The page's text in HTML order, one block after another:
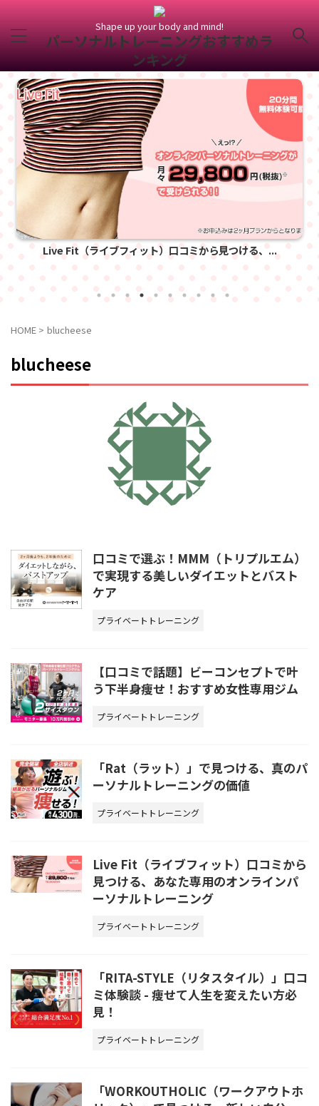
Shape up your body and mind!
パーソナルトレーニングおすすめラ
ンキング
Live Fit（ライブフィット）口コミから見つける、...
HOME > blucheese
blucheese
口コミで選ぶ！MMM（トリプルエム）
で実現する美しいダイエットとバスト
ケア
プライベートトレーニング
【口コミで話題】ビーコンセプトで叶
う下半身痩せ！おすすめ女性専用ジム
プライベートトレーニング
「Rat（ラット）」で見つける、真のパ
ーソナルトレーニングの価値
プライベートトレーニング
Live Fit（ライブフィット）口コミから
見つける、あなた専用のオンラインパ
ーソナルトレーニング
プライベートトレーニング
「RITA-STYLE（リタスタイル）」口コ
ミ体験談 - 痩せて人生を変えたい方必
見！
プライベートトレーニング
「WORKOUTHOLIC（ワークアウトホ